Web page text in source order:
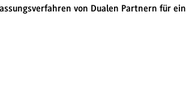
von Dualen Partnern für ein